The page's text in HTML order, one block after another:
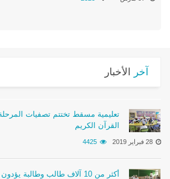
آخر الأخبار
تعليمية مسقط تختتم تصفيات
القرآن الكريم
28 فبراير 2019 4425
أكثر من 10 آلاف طالب وطالبة